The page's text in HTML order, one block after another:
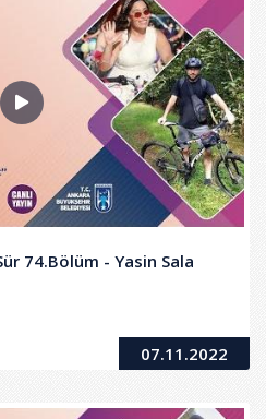
74.Bölüm - Yasin Sala
07.11.2022